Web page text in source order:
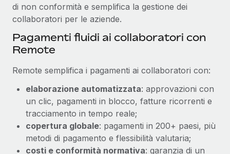
di non conformità e semplifica la gestione dei
collaboratori per le aziende.
Pagamenti fluidi ai collaboratori con
Remote
Remote semplifica i pagamenti ai collaboratori con:
elaborazione automatizzata: approvazioni con
un clic, pagamenti in blocco, fatture ricorrenti e
tracciamento in tempo reale;
copertura globale: pagamenti in 200+ paesi, più
metodi di pagamento e flessibilità valutaria;
costi e conformità normativa: garanzia di un